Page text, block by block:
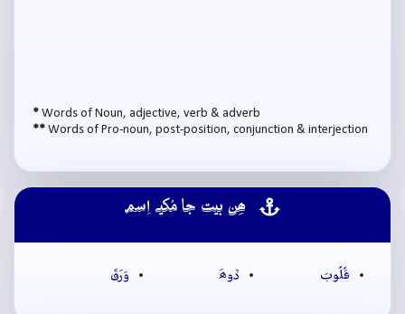
* Words of Noun, adjective, verb & adverb
** Words of Pro-noun, post-position, conjunction & interjection
ھِن بيت جا مُکيہ اِسم
قُلُوبَ ڏوھَ وَرَقَ